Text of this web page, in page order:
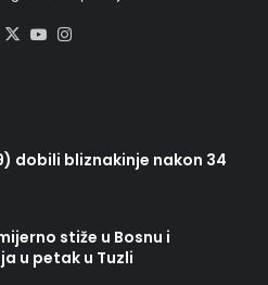
Facebook
X YouTube
dobili bliznakinje nakon 34
stiže u Bosnu i
u petak u Tuzli